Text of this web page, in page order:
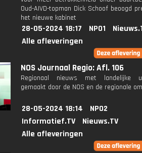
Oud-AIVD-topman Dick Schoof beoogd
het nieuwe kabinet
28-05-2024 18:17 NPO1
Alle afleveringen
NOS Journaal Regio: Afl. 106
Regionaal nieuws met landelijke
gemaakt door de NOS en de regionale
28-05-2024 18:14
NPO2
Informatief.TV
Nieuws.TV
Alle afleveringen